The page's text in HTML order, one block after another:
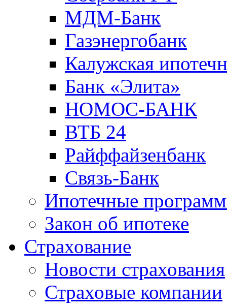
МДМ-Банк
Газэнергобанк
Калужская
Банк «Элита»
НОМОС-БАНК
ВТБ 24
Райффайзенбанк
Связь-Банк
Ипотечные
Закон об ипотеке
Страхование
Новости страхования
Страховые компании